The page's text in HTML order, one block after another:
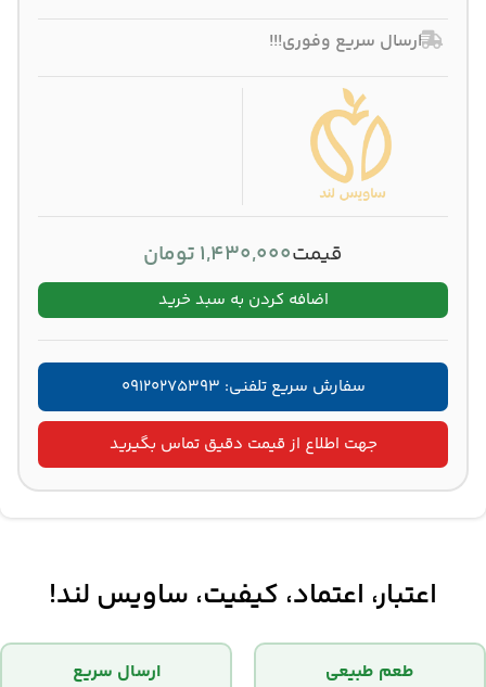
ارسال سریع وفوری!!!
قیمت1,430,000 تومان
اضافه کردن به سبد خرید
سفارش سریع تلفنی: ۰۹۱۲۰۲۷۵۳۹۳
جهت اطلاع از قیمت دقیق تماس بگیرید
اعتبار، اعتماد، کیفیت، ساویس لند!
طعم طبیعی ارسال سریع